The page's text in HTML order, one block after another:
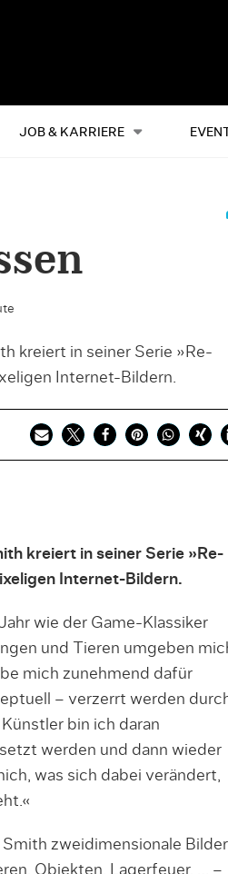
JOB & KARRIERE Alles
kreiert in seiner Serie »Re-
Internet-Bildern.
kreiert in seiner Serie »Re-
Internet-Bildern.
wie der Game-Klassiker
und Tieren umgeben
mich zunehmend dafür
– verzerrt werden
Künstler bin ich daran
werden und dann wieder
was sich dabei verändert,
zweidimensionale Bilder
Objekten, Lagerfeuer, … –